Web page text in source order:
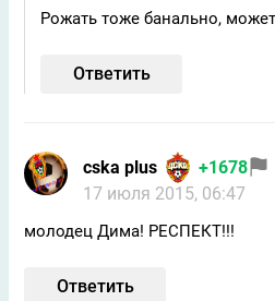
Рожать тоже банально,
Ответить
cska plus
+1678
17 июля 2015, 06:47
молодец Дима! РЕСПЕКТ!!!
Ответить